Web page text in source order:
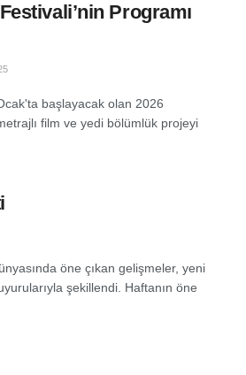
Programı
başlayacak olan 2026
film ve yedi bölümlük projeyi
öne çıkan gelişmeler, yeni
şekillendi. Haftanın öne